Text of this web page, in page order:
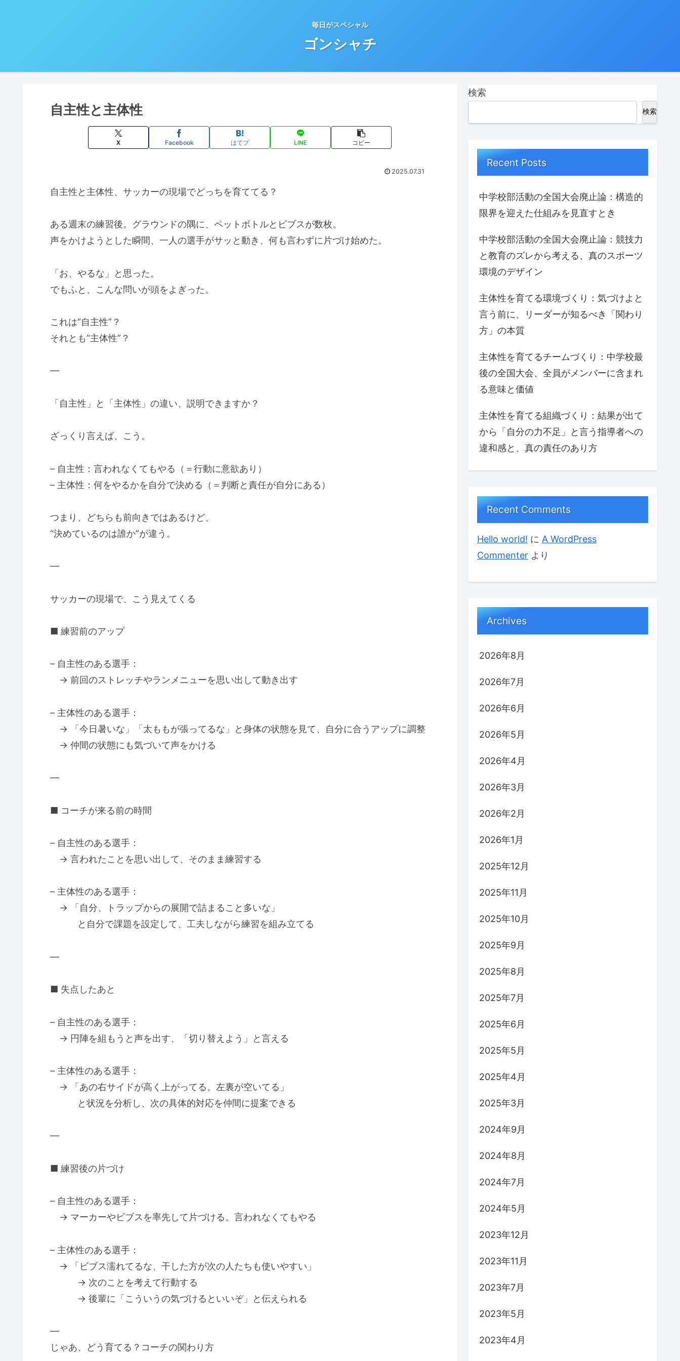
毎日がスペシャル
ゴンシャチ
自主性と主体性
X Facebook はてブ LINE コピー
2025.07.31
自主性と主体性、サッカーの現場でどっちを育ててる？
ある週末の練習後。グラウンドの隅に、ペットボトルとビブスが数枚。
声をかけようとした瞬間、一人の選手がサッと動き、何も言わずに片づけ始めた。
「お、やるな」と思った。
でもふと、こんな問いが頭をよぎった。
これは“自主性”？
それとも“主体性”？
—
「自主性」と「主体性」の違い、説明できますか？
ざっくり言えば、こう。
– 自主性：言われなくてもやる（＝行動に意欲あり）
– 主体性：何をやるかを自分で決める（＝判断と責任が自分にある）
つまり、どちらも前向きではあるけど、
“決めているのは誰か”が違う。
—
サッカーの現場で、こう見えてくる
■ 練習前のアップ
– 自主性のある選手：
→ 前回のストレッチやランメニューを思い出して動き出す
– 主体性のある選手：
→ 「今日暑いな」「太ももが張ってるな」と身体の状態を見て、自分に合うアップに調整
→ 仲間の状態にも気づいて声をかける
—
■ コーチが来る前の時間
– 自主性のある選手：
→ 言われたことを思い出して、そのまま練習する
– 主体性のある選手：
→ 「自分、トラップからの展開で詰まること多いな」
と自分で課題を設定して、工夫しながら練習を組み立てる
—
■ 失点したあと
– 自主性のある選手：
→ 円陣を組もうと声を出す、「切り替えよう」と言える
– 主体性のある選手：
→ 「あの右サイドが高く上がってる。左裏が空いてる」
と状況を分析し、次の具体的対応を仲間に提案できる
—
■ 練習後の片づけ
– 自主性のある選手：
→ マーカーやビブスを率先して片づける。言われなくてもやる
– 主体性のある選手：
→ 「ビブス濡れてるな、干した方が次の人たちも使いやすい」
→ 次のことを考えて行動する
→ 後輩に「こういうの気づけるといいぞ」と伝えられる
—
じゃあ、どう育てる？コーチの関わり方
検索
検索
Recent Posts
中学校部活動の全国大会廃止論：構造的
限界を迎えた仕組みを見直すとき
中学校部活動の全国大会廃止論：競技力
と教育のズレから考える、真のスポーツ
環境のデザイン
主体性を育てる環境づくり：気づけよと
言う前に、リーダーが知るべき「関わり
方」の本質
主体性を育てるチームづくり：中学校最
後の全国大会、全員がメンバーに含まれ
る意味と価値
主体性を育てる組織づくり：結果が出て
から「自分の力不足」と言う指導者への
違和感と、真の責任のあり方
Recent Comments
Hello world! に A WordPress
Commenter より
Archives
2026年8月
2026年7月
2026年6月
2026年5月
2026年4月
2026年3月
2026年2月
2026年1月
2025年12月
2025年11月
2025年10月
2025年9月
2025年8月
2025年7月
2025年6月
2025年5月
2025年4月
2025年3月
2024年9月
2024年8月
2024年7月
2024年5月
2023年12月
2023年11月
2023年7月
2023年5月
2023年4月